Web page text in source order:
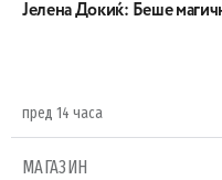
Јелена Докиќ: Беше
пред 14 часа
МАГАЗИН